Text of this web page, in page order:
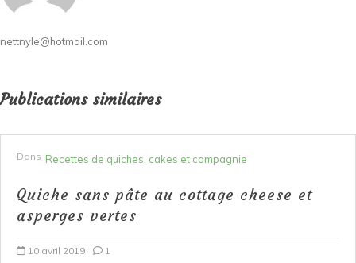
nettnyle@hotmail.com
Publications similaires
Dans Recettes de quiches, cakes et compagnie
Quiche sans pâte au cottage cheese et
asperges vertes
10 avril 2019 1